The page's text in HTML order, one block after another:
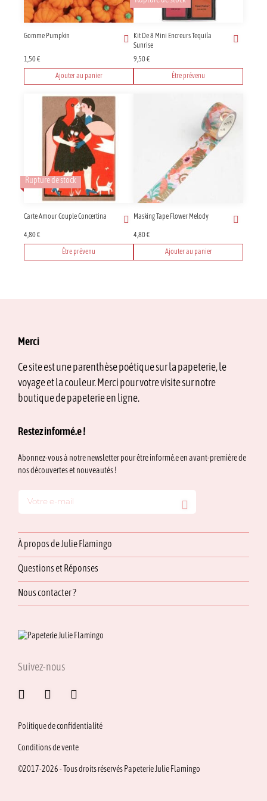
Gomme Pumpkin
1,50€
Ajouter au panier
Kit De 8 Mini Encreurs Tequila
Sunrise
9,50€
Être prévenu
Rupture de stock
Carte Amour Couple Concertina
4,80€
Être prévenu
Masking Tape Flower Melody
4,80€
Ajouter au panier
Merci
Ce site est une parenthèse poétique sur la papeterie, le
voyage et la couleur. Merci pour votre visite sur notre
boutique de papeterie en ligne.
Restez informé.e !
Abonnez-vous à notre newsletter pour être informé.e en avant-première de
nos découvertes et nouveautés !
À propos de Julie Flamingo
Questions et Réponses
Nous contacter ?
Suivez-nous
Politique de confidentialité
Conditions de vente
©2017-2026 - Tous droits réservés Papeterie Julie Flamingo